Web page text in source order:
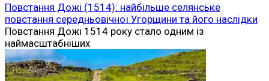
Повстання Дожі (1514): найбільше селянське
повстання середньовічної Угорщини та його наслідки
Повстання Дожі 1514 року стало одним із
наймасштабніших